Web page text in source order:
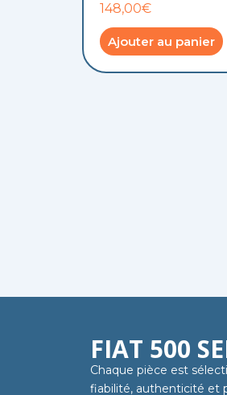
148,00€
Ajouter au panier
FIAT 500
Chaque pièce est
fiabilité, authenticité et